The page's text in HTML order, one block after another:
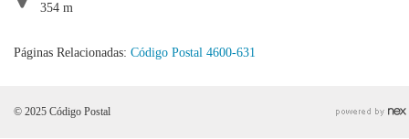
354 m
Páginas Relacionadas: Código Postal 4600-631
© 2025 Código Postal